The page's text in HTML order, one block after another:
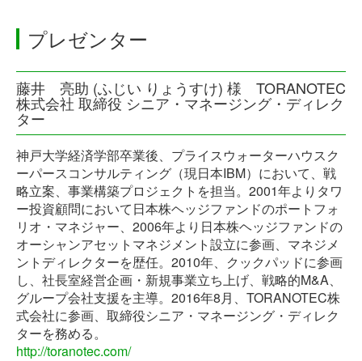
プレゼンター
藤井 亮助 (ふじい りょうすけ) 様 TORANOTEC
株式会社 取締役 シニア・マネージング・ディレク
ター
神戸大学経済学部卒業後、プライスウォーターハウスク
ーパースコンサルティング（現日本IBM）において、戦
略立案、事業構築プロジェクトを担当。2001年よりタワ
ー投資顧問において日本株ヘッジファンドのポートフォ
リオ・マネジャー、2006年より日本株ヘッジファンドの
オーシャンアセットマネジメント設立に参画、マネジメ
ントディレクターを歴任。2010年、クックパッドに参画
し、社長室経営企画・新規事業立ち上げ、戦略的M&A、
グループ会社支援を主導。2016年8月、TORANOTEC株
式会社に参画、取締役シニア・マネージング・ディレク
ターを務める。
http://toranotec.com/